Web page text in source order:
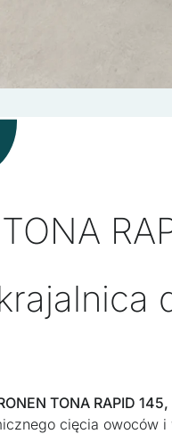
TONA RAPID 145,
cięcia owoców